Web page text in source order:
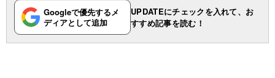
Googleで優先するメ
ディアとして追加
UPDATEにチェックを入れて、お
すすめ記事を読む！